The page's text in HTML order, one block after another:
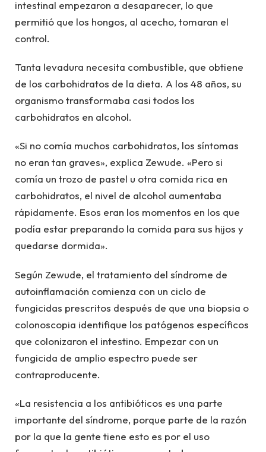
intestinal empezaron a desaparecer, lo que
permitió que los hongos, al acecho, tomaran el
control.
Tanta levadura necesita combustible, que obtiene
de los carbohidratos de la dieta. A los 48 años, su
organismo transformaba casi todos los
carbohidratos en alcohol.
«Si no comía muchos carbohidratos, los síntomas
no eran tan graves», explica Zewude. «Pero si
comía un trozo de pastel u otra comida rica en
carbohidratos, el nivel de alcohol aumentaba
rápidamente. Esos eran los momentos en los que
podía estar preparando la comida para sus hijos y
quedarse dormida».
Según Zewude, el tratamiento del síndrome de
autoinflamación comienza con un ciclo de
fungicidas prescritos después de que una biopsia o
colonoscopia identifique los patógenos específicos
que colonizaron el intestino. Empezar con un
fungicida de amplio espectro puede ser
contraproducente.
«La resistencia a los antibióticos es una parte
importante del síndrome, porque parte de la razón
por la que la gente tiene esto es por el uso